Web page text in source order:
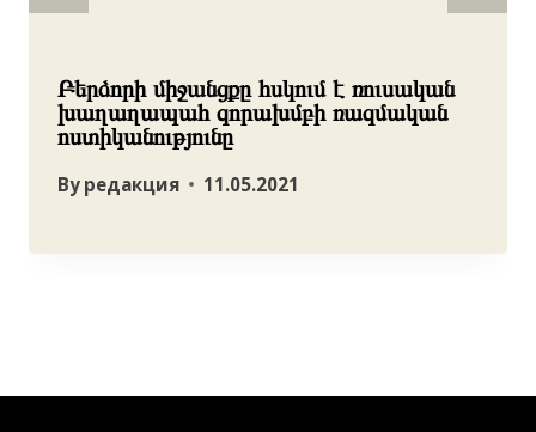
Բերձորի միջանցքը հսկում է ռուսական
խաղաղապահ զորախմբի ռազմական
ոստիկանությունը
By редакция 11.05.2021